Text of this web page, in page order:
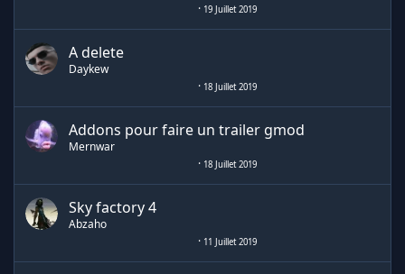
19 Juillet 2019
A delete
Daykew
18 Juillet 2019
Addons pour faire un trailer gmod
Mernwar
18 Juillet 2019
Sky factory 4
Abzaho
11 Juillet 2019